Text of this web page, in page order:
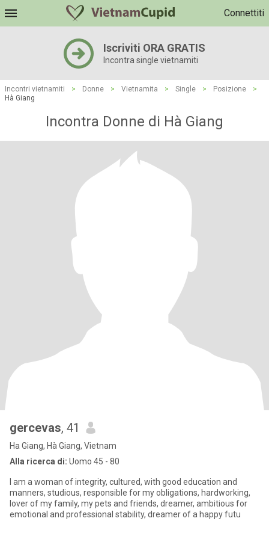
Connettiti
Iscriviti ORA GRATIS
Incontra single vietnamiti
Incontri vietnamiti > Donne > Vietnamita > Single > Posizione
>
Hà Giang
Incontra Donne di Hà Giang
gercevas, 41
Ha Giang, Hà Giang, Vietnam
Alla ricerca di: Uomo 45 - 80
I am a woman of integrity, cultured, with good education and
manners, studious, responsible for my obligations, hardworking,
lover of my family, my pets and friends, dreamer, ambitious for
emotional and professional stability, dreamer of a happy futu